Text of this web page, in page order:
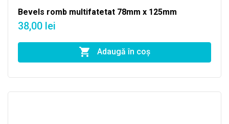
Bevels romb multifatetat 78mm x 125mm
38,00 lei
Adaugă în coş